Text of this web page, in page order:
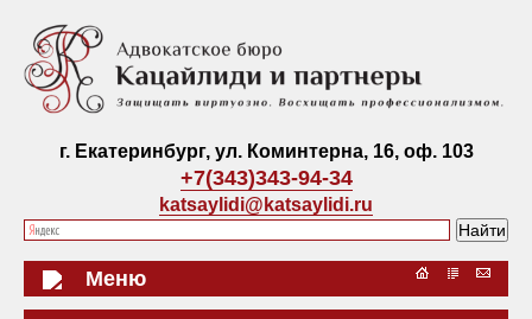
г. Екатеринбург, ул. Коминтерна, 16, оф. 103
+7(343)343-94-34
katsaylidi@katsaylidi.ru
Меню